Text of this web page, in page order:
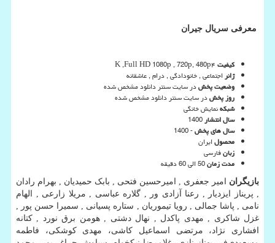
معرفی سریال جیران
کیفیت۴K ,Full HD 1080p , 720p, 480p
ژانراجتماعی , خانودادگی , درام , عاشقانه
وضعیت پخشدر سایت سنتر دانلود مشخص شده
روز پخشدر سایت سنتر دانلود مشخص شده
شبکهنمایش خانگی
سال انتشار1400
سال های پخش- 1400
محصولایران
زبانفارسی
مدت زمان50 الی 60 دقیقه
بازیگران
امیر جعفری , امیرحسین فتحی , بابک حمیدیان , بهرام رادان
, پریناز ایزدیار , رعنا آزادی ور , گلاره عباسی , مریلا زارعی , الهام
نامی , پاشا جمالی , رویا تیموریان , ستاره پسیانی , سمیرا حسن پور ,
غزل شاکری , مهدی پاکدل , نهال دشتی , هومن برق نورد , کتانه
افشاری نژاد، مرتضی اسماعیل کاشی، مهدی کوشکی، فاطمه